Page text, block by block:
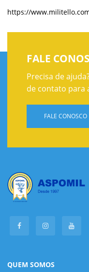
https://
FALE
Precisa de
de contato para
FALE CONOSCO
QUEM SOMOS